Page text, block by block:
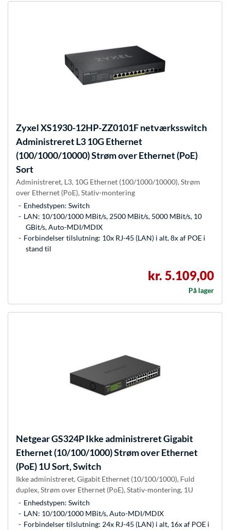
ZyxelXS1930-12HP-ZZ0101F netværksswitch
Administreret L3 10G Ethernet
(100/1000/10000) Strøm over Ethernet (PoE)
Sort
Administreret, L3, 10G Ethernet (100/1000/10000), Strøm
over Ethernet (PoE), Stativ-montering
Enhedstypen: Switch
LAN: 10/100/1000 MBit/s, 2500 MBit/s, 5000 MBit/s, 10
GBit/s, Auto-MDI/MDIX
Forbindelser tilslutning: 10x RJ-45 (LAN) i alt, 8x af POE i
stand til
kr. 5.109,00
På lager
NetgearGS324P Ikke administreret Gigabit
Ethernet (10/100/1000) Strøm over Ethernet
(PoE) 1U Sort, Switch
Ikke administreret, Gigabit Ethernet (10/100/1000), Fuld
duplex, Strøm over Ethernet (PoE), Stativ-montering, 1U
Enhedstypen: Switch
LAN: 10/100/1000 MBit/s, Auto-MDI/MDIX
Forbindelser tilslutning: 24x RJ-45 (LAN) i alt, 16x af POE i